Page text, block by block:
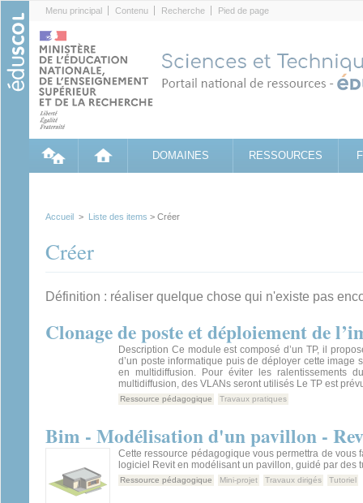
Menu principal Contenu Recherche Pied de page
DOMAINES RESSOURCES
Accueil > Liste des items > Créer
Créer
Définition : réaliser quelque chose qui n'existe pas
Clonage de poste et déploiement de
Description Ce module est composé d’un TP, il
d’un poste informatique puis de déployer cette image
en multidiffusion. Pour éviter les ralentissements
multidiffusion, des VLANs seront utilisés Le TP est
Ressource pédagogique Travaux pratiques
Bim - Modélisation d'un pavillon -
Cette ressource pédagogique vous permettra de vous
logiciel Revit en modélisant un pavillon, guidé par des
Ressource pédagogique Mini-projet Travaux dirigés Tutoriel